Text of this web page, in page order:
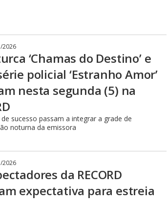
2026
‘Chamas do Destino’ e
policial ‘Estranho Amor’
nesta segunda (5) na
sucesso passam a integrar a grade de
noturna da emissora
2026
da RECORD
expectativa para estreia